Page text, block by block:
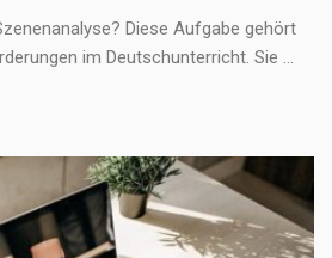
Diese Aufgabe gehört
im Deutschunterricht. Sie ...